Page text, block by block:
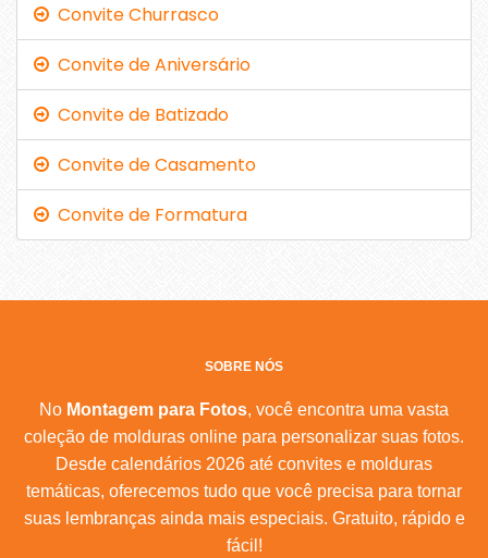
Convite Churrasco
Convite de Aniversário
Convite de Batizado
Convite de Casamento
Convite de Formatura
SOBRE NÓS
No Montagem para Fotos, você encontra uma vasta
coleção de molduras online para personalizar suas fotos.
Desde calendários 2026 até convites e molduras
temáticas, oferecemos tudo que você precisa para tornar
suas lembranças ainda mais especiais. Gratuito, rápido e
fácil!